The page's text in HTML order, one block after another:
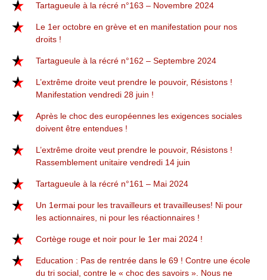
Tartagueule à la récré n°163 – Novembre 2024
Le 1er octobre en grève et en manifestation pour nos
droits !
Tartagueule à la récré n°162 – Septembre 2024
L’extrême droite veut prendre le pouvoir, Résistons !
Manifestation vendredi 28 juin !
Après le choc des européennes les exigences sociales
doivent être entendues !
L’extrême droite veut prendre le pouvoir, Résistons !
Rassemblement unitaire vendredi 14 juin
Tartagueule à la récré n°161 – Mai 2024
Un 1ermai pour les travailleurs et travailleuses! Ni pour
les actionnaires, ni pour les réactionnaires !
Cortège rouge et noir pour le 1er mai 2024 !
Education : Pas de rentrée dans le 69 ! Contre une école
du tri social, contre le « choc des savoirs ». Nous ne